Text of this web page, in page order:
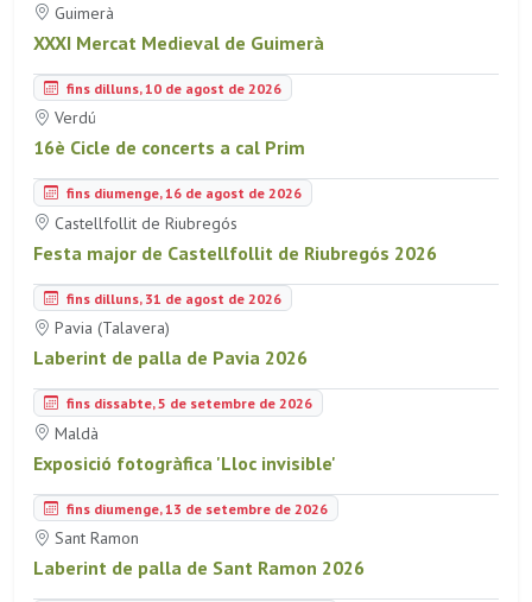
Guimerà
XXXI Mercat Medieval de Guimerà
fins dilluns, 10 de agost de 2026
Verdú
16è Cicle de concerts a cal Prim
fins diumenge, 16 de agost de 2026
Castellfollit de Riubregós
Festa major de Castellfollit de Riubregós 2026
fins dilluns, 31 de agost de 2026
Pavia (Talavera)
Laberint de palla de Pavia 2026
fins dissabte, 5 de setembre de 2026
Maldà
Exposició fotogràfica 'Lloc invisible'
fins diumenge, 13 de setembre de 2026
Sant Ramon
Laberint de palla de Sant Ramon 2026